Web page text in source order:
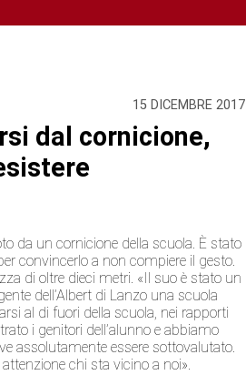
15 DICEMBRE 2017
dal cornicione,
da un cornicione della scuola. È stato
convincerlo a non compiere il gesto.
di oltre dieci metri. «Il suo è stato un
dell’Albert di Lanzo una scuola
al di fuori della scuola, nei rapporti
i genitori dell’alunno e abbiamo
assolutamente essere sottovalutato.
chi sta vicino a noi».